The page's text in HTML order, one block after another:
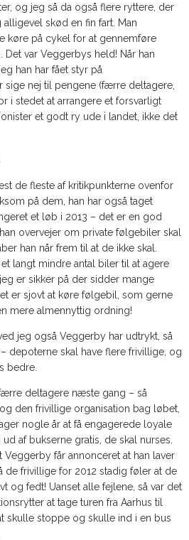
og jeg så da også flere ryttere, der
skød en fin fart. Man
køre på cykel for at gennemføre
Det var Veggerbys held! Når han
han har fået styr på
nej til pengene (færre deltagere,
i stedet at arrangere et forsvarligt
et godt ry ude i landet, ikke det
de fleste af kritikpunkterne ovenfor
på dem, han har også taget
et løb i 2013 – det er en god
overvejer om private følgebiler skal
han når frem til at de ikke skal.
langt mindre antal biler til at agere
er sikker på der sidder mange
er sjovt at køre følgebil, som gerne
mere almennyttig ordning!
jeg også Veggerby har udtrykt, så
depoterne skal have flere frivillige, og
bedre.
deltagere næste gang – så
den frivillige organisation bag løbet,
nogle år at få engagerede loyale
af bukserne gratis, de skal nurses.
får annonceret at han laver
de frivillige for 2012 stadig føler at de
og fedt! Uanset alle fejlene, så var det
at tage turen fra Aarhus til
skulle stoppe og skulle ind i en bus